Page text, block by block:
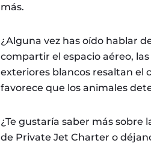
más.
¿Alguna vez has oído hablar
compartir el espacio aéreo,
exteriores blancos resaltan el
favorece que los animales
¿Te gustaría saber más sobre
de Private Jet Charter o